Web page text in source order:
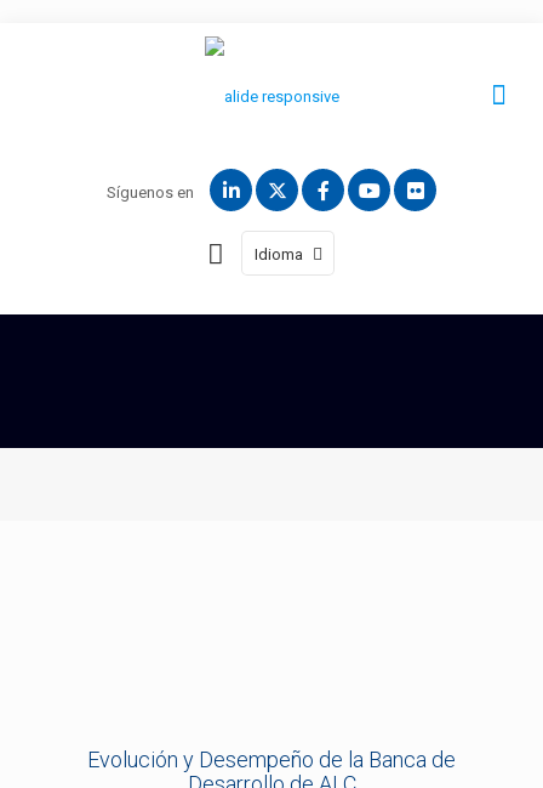
Síguenos en
Idioma
Evolución y Desempeño de la Banca de